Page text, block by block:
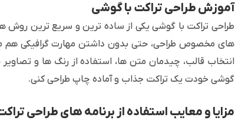
آموزش طراحی تراکت با گوشی
طراحی تراکت با گوشی یکی از ساده ترین و سریع ترین روش
های مخصوص طراحی، حتی بدون داشتن مهارت گرافیکی هم
انتخاب قالب، چیدمان متن ها، استفاده از رنگ ها و
گوشی خودت یک تراکت جذاب و آماده چاپ طراحی کنی.
مزایا و معایب استفاده از برنامه های طراحی